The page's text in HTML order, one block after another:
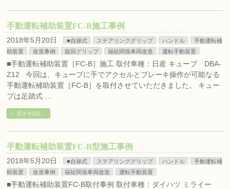
手動運転補助装置FC-B施工事例
2018年5月20日 ■自操式 ステアリンググリップ ハンドル
手動運転補
助装置
改造事例 旋回グリップ 福祉関係車両改造 運転手動装置
■手動運転補助装置［FC-B］施工 取付車種：日産 キューブ DBA-
Z12 今回は、キューブに手でアクセルとブレーキ操作が可能なる
手動運転補助装置［FC-B］を取付させていただきました。 キュー
ブは足踏式 …
続きを読む
手動運転補助装置FC-B型施工事例
2018年5月20日 ■自操式 ステアリンググリップ ハンドル
手動運転補
助装置
改造事例 福祉関係車両改造 運転手動装置
■手動運転補助装置FC-B取付事例 取付車種：ダイハツ ミライー